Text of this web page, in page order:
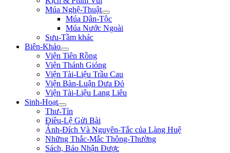
Múa Nghệ-Thuật
Múa Dân-Tộc
Múa Nước Ngoài
Sưu-Tầm khác
Biên-Khảo
Viện Tiên Rồng
Viện Thánh Gióng
Viện Tài-Liệu Trầu Cau
Viện Bàn-Luận Dưa Đỏ
Viện Tài-Liệu Lang Liêu
Sinh-Hoạt
Thư-Tín
Điều-Lệ Gửi Bài
Ảnh-Đích Và Nguyên-Tắc của Làng Huệ
Những Thắc-Mắc Thông-Thường
Sách, Báo Nhận Được